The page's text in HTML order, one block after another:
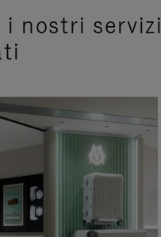
i nostri servizi